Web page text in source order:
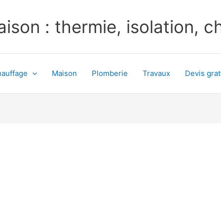
: thermie, isolation,
Maison Plomberie Travaux Devis